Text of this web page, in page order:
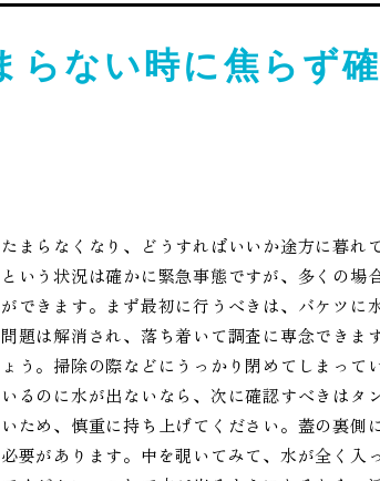
らない時に焦らず
まらなくなり、どうすればいいか途方に暮れ
いう状況は確かに緊急事態ですが、多くの場
できます。まず最初に行うべきは、バケツに
題は解消され、落ち着いて調査に専念できま
う。掃除の際などにうっかり閉めてしまって
るのに水が出ないなら、次に確認すべきはタ
ため、慎重に持ち上げてください。蓋の裏側
要があります。中を覗いてみて、水が全く入